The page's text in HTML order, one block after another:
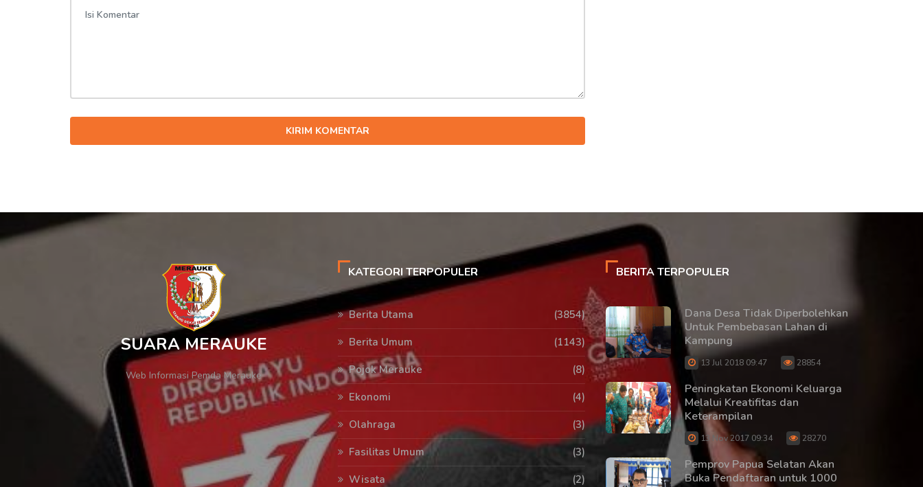
KIRIM KOMENTAR
SUARA MERAUKE
Web Informasi Pemda Merauke
KATEGORI TERPOPULER
Berita Utama
(3854)
Berita Umum
(1143)
Pojok Merauke
(8)
Ekonomi
(4)
Olahraga
(3)
Fasilitas Umum
(3)
Wisata
(2)
BERITA TERPOPULER
Dana Desa Tidak Diperbolehkan
Untuk Pembebasan Lahan di
Kampung
13 Jul 2018 09:47 28854
Peningkatan Ekonomi Keluarga
Melalui Kreatifitas dan
Keterampilan
13 Nov 2017 09:34 28270
Pemprov Papua Selatan Akan
Buka Pendaftaran untuk 1000